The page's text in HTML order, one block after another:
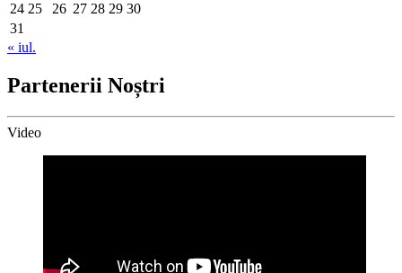
24 25 26 27 28 29 30
31
« iul.
Partenerii Noștri
Video